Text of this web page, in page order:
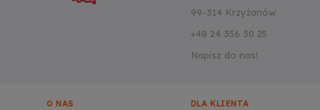
99-314 Krzyżanów
+48 24 356 30 25
Napisz do nas!
O NAS DLA KLIENTA